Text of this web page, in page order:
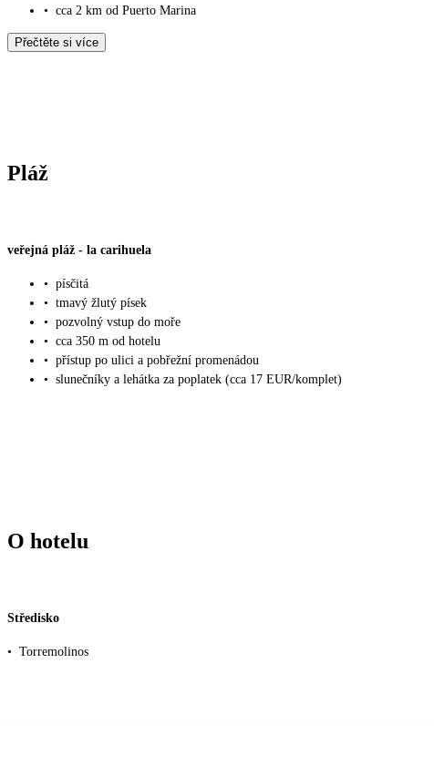
• cca 2 km od Puerto Marina
Přečtěte si více
Pláž
veřejná pláž - la carihuela
• písčitá
• tmavý žlutý písek
• pozvolný vstup do moře
• cca 350 m od hotelu
• přístup po ulici a pobřežní promenádou
• slunečníky a lehátka za poplatek (cca 17 EUR/komplet)
O hotelu
Středisko
• Torremolinos